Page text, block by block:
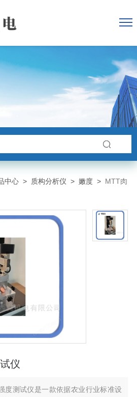
中心 > 质构分析仪 >嫩度 > MTT肉
仪
度测试仪是一款依据农业行业标准设